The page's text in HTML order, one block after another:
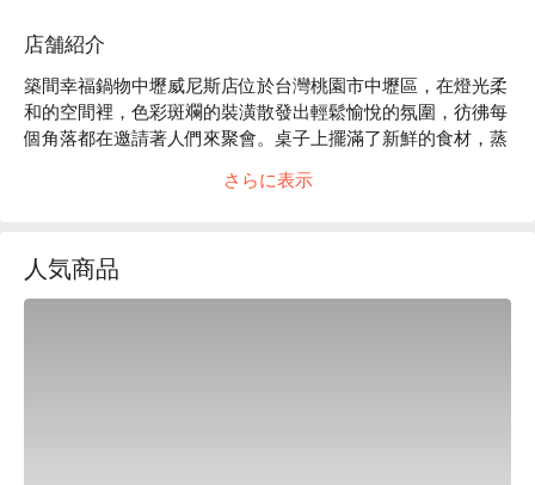
店舗紹介
築間幸福鍋物中壢威尼斯店位於台灣桃園市中壢區，在燈光柔
和的空間裡，色彩斑斕的裝潢散發出輕鬆愉悅的氛圍，彷彿每
個角落都在邀請著人們來聚會。桌子上擺滿了新鮮的食材，蒸
為聚會的完美催化劑，提升了整體的用餐體驗。這些特色料理
不僅豐富了味覺，更讓每次的相聚充滿了期待與驚喜。
さらに表示
人気商品